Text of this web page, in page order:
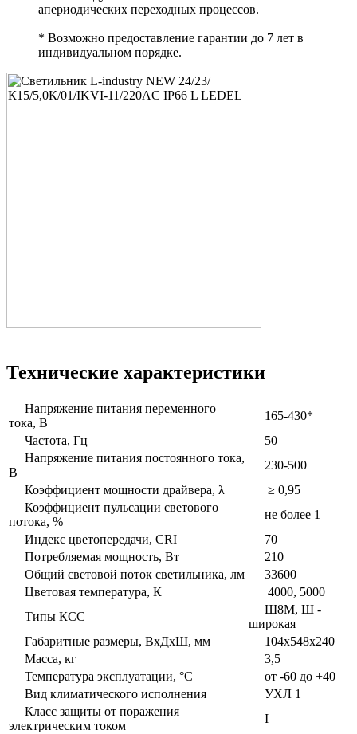
апериодических переходных процессов.
* Возможно предоставление гарантии до 7 лет в
индивидуальном порядке.
Технические характеристики
Напряжение питания переменного
тока, В
165-430*
Частота, Гц
50
Напряжение питания постоянного тока,
В
230-500
Коэффициент мощности драйвера, λ
≥ 0,95
Коэффициент пульсации светового
потока, %
не более 1
Индекс цветопередачи, CRI
70
Потребляемая мощность, Вт
210
Общий световой поток светильника, лм
33600
Цветовая температура, К
4000, 5000
Типы КСС
Ш8М, Ш -
широкая
Габаритные размеры, ВxДxШ, мм
104x548x240
Масса, кг
3,5
Температура эксплуатации, °С
от -60 до +40
Вид климатического исполнения
УХЛ 1
Класс защиты от поражения
электрическим током
I